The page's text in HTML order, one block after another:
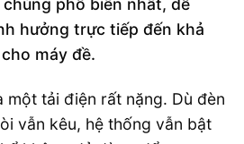
hưởng trực tiếp đến khả
máy đề.
một tải điện rất nặng. Dù đèn
vẫn kêu, hệ thống vẫn bật